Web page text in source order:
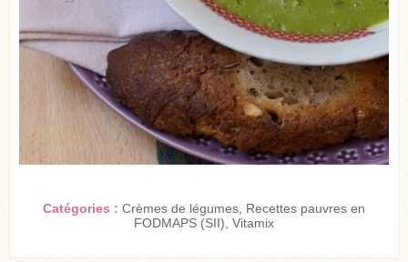
Catégories : Crèmes de légumes Recettes pauvres en
FODMAPS (SII) Vitamix